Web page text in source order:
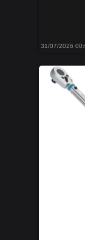
31/07/2026